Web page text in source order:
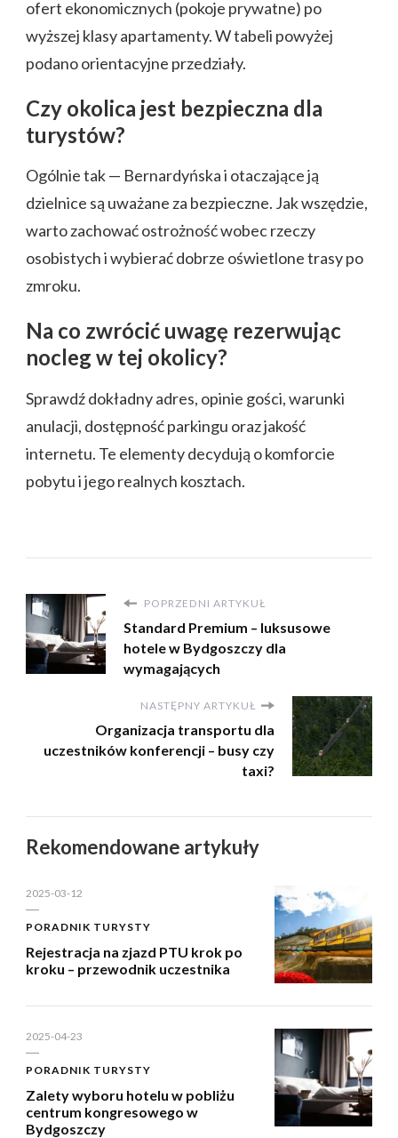
ofert ekonomicznych (pokoje prywatne) po
wyższej klasy apartamenty. W tabeli powyżej
podano orientacyjne przedziały.
Czy okolica jest bezpieczna dla
turystów?
Ogólnie tak — Bernardyńska i otaczające ją
dzielnice są uważane za bezpieczne. Jak wszędzie,
warto zachować ostrożność wobec rzeczy
osobistych i wybierać dobrze oświetlone trasy po
zmroku.
Na co zwrócić uwagę rezerwując
nocleg w tej okolicy?
Sprawdź dokładny adres, opinie gości, warunki
anulacji, dostępność parkingu oraz jakość
internetu. Te elementy decydują o komforcie
pobytu i jego realnych kosztach.
POPRZEDNI ARTYKUŁ
Standard Premium – luksusowe
hotele w Bydgoszczy dla
wymagających
NASTĘPNY ARTYKUŁ
Organizacja transportu dla
uczestników konferencji – busy czy
taxi?
Rekomendowane artykuły
2025-03-12
PORADNIK TURYSTY
Rejestracja na zjazd PTU krok po
kroku – przewodnik uczestnika
2025-04-23
PORADNIK TURYSTY
Zalety wyboru hotelu w pobliżu
centrum kongresowego w
Bydgoszczy